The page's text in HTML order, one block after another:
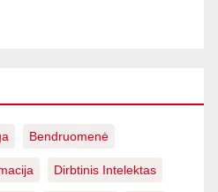
Bendruomenė
Dirbtinis Intelektas